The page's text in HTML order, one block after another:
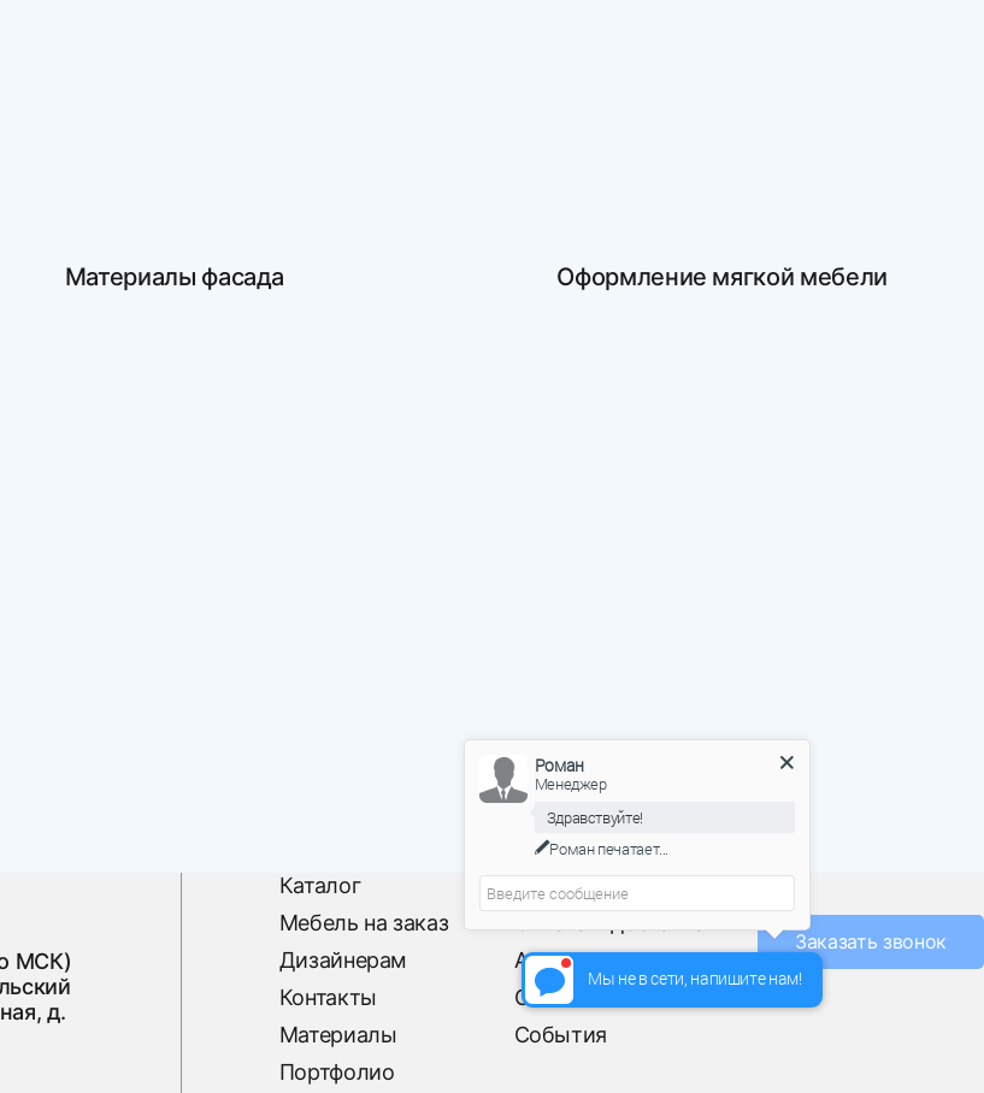
Материалы фасада Оформление мягкой мебели
МСК)
д.
Каталог
Мебель на заказ
Дизайнерам
Контакты
Материалы
Портфолио
О фабрике
Акции
Отзывы
События
Заказать звонок
Мы не в сети, напишите нам!
Роман
Менеджер
Здравствуйте!
Романпечатает...